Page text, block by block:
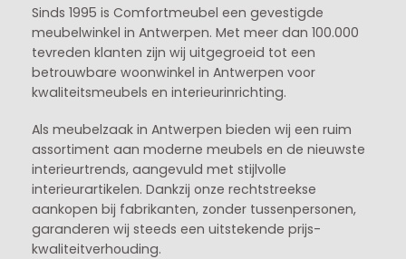
Sinds 1995 is Comfortmeubel een gevestigde
meubelwinkel in Antwerpen. Met meer dan 100.000
tevreden klanten zijn wij uitgegroeid tot een
betrouwbare woonwinkel in Antwerpen voor
kwaliteitsmeubels en interieurinrichting.
Als meubelzaak in Antwerpen bieden wij een ruim
assortiment aan moderne meubels en de nieuwste
interieurtrends, aangevuld met stijlvolle
interieurartikelen. Dankzij onze rechtstreekse
aankopen bij fabrikanten, zonder tussenpersonen,
garanderen wij steeds een uitstekende prijs-
kwaliteitverhouding.